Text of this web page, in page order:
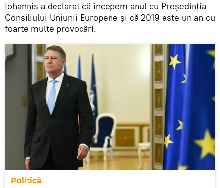
Iohannis a declarat că începem anul cu Preşedinţia
Consiliului Uniunii Europene şi că 2019 este un an cu
foarte multe provocări.
Politică